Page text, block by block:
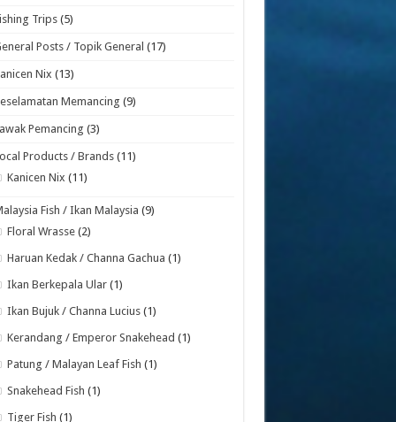
Trips (5)
Posts / Topik General (17)
Nix (13)
Memancing (9)
Pemancing (3)
Products / Brands (11)
Kanicen Nix (11)
Fish / Ikan Malaysia (9)
Floral Wrasse (2)
Haruan Kedak / Channa Gachua (1)
Ikan Berkepala Ular (1)
Ikan Bujuk / Channa Lucius (1)
Kerandang / Emperor Snakehead (1)
Patung / Malayan Leaf Fish (1)
Snakehead Fish (1)
Tiger Fish (1)